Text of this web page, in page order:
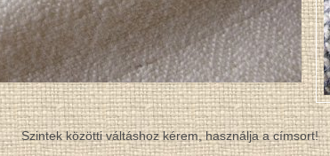
Szintek közötti váltáshoz kérem, használja a címsort!